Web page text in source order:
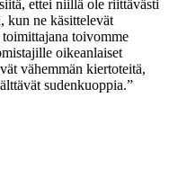
ettei niillä ole riittävästi
kun ne käsittelevät
toivomme
oikeanlaiset
vähemmän kiertoteitä,
sudenkuoppia.”